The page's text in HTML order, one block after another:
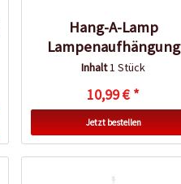
Hang-A-Lamp
Lampenaufhängung
Inhalt1 Stück
10,99 € *
Jetzt bestellen